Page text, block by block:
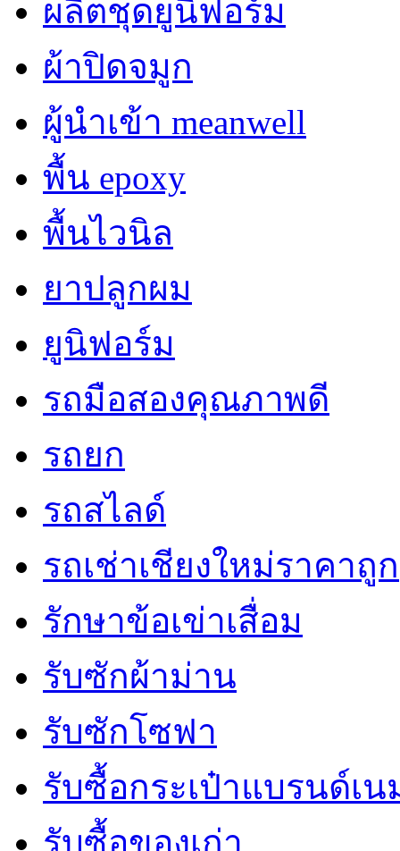
ผลิตชุดยูนิฟอร์ม
ผ้าปิดจมูก
ผู้นำเข้า meanwell
พื้น epoxy
พื้นไวนิล
ยาปลูกผม
ยูนิฟอร์ม
รถมือสองคุณภาพดี
รถยก
รถสไลด์
รถเช่าเชียงใหม่ราคาถูก
รักษาข้อเข่าเสื่อม
รับซักผ้าม่าน
รับซักโซฟา
รับซื้อกระเป๋าแบรนด์เน
รับซื้อของเก่า